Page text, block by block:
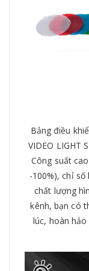
Bảng điều
VIDEO LIGHT
Công suất
-100%), chỉ
chất lượng
kênh, bạn có
lúc, hoàn